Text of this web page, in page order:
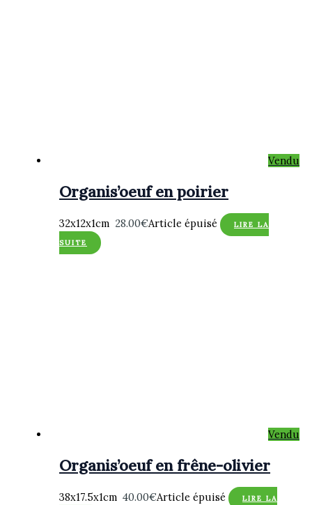
Vendu
Organis’oeuf en poirier
32x12x1cm 28.00€Article épuisé
LIRE LA
SUITE
Vendu
Organis’oeuf en frêne-olivier
38x17.5x1cm40.00€Article épuisé
LIRE LA